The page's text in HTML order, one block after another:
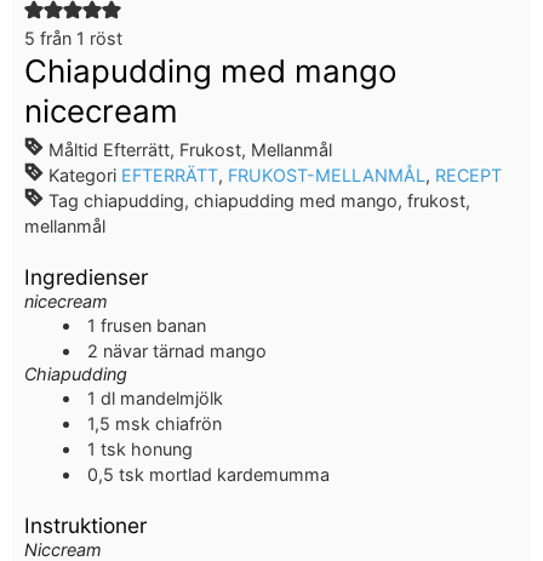
5 från 1 röst
Chiapudding med mango
nicecream
Måltid Efterrätt, Frukost, Mellanmål
Kategori EFTERRÄTT, FRUKOST-MELLANMÅL , RECEPT
Tag chiapudding, chiapudding med mango, frukost,
mellanmål
Ingredienser
nicecream
1 frusen banan
2 nävar tärnad mango
Chiapudding
1 dl mandelmjölk
1,5 msk chiafrön
1 tsk honung
0,5 tsk mortlad kardemumma
Instruktioner
Niccream